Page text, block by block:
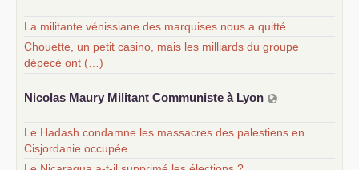
La militante vénissiane des marquises nous a quitté
Chouette, un petit casino, mais les milliards du groupe
dépecé ont (…)
Nicolas Maury Militant Communiste à Lyon
Le Hadash condamne les massacres des palestiens en
Cisjordanie occupée